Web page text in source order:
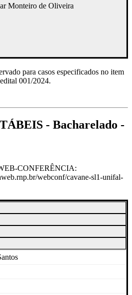
Monteiro de Oliveira
para casos especificados no item
001/2024.
- Bacharelado -
CONFERÊNCIA:
webconf/cavane-sl1-unifal-